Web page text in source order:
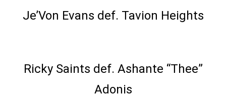
Je’Von Evans def. Tavion Heights
Ricky Saints def. Ashante “Thee”
Adonis